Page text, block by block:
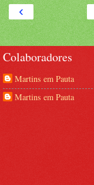
‹
Colaboradores
Martins em Pauta
Martins em Pauta